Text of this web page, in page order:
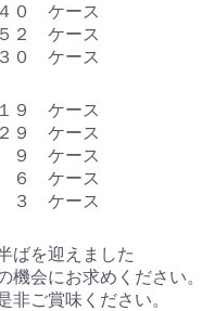
ケース
ケース
ケース
ケース
ケース
ース
ケース
ケース
ばを迎えました
機会にお求めください。
非ご賞味ください。